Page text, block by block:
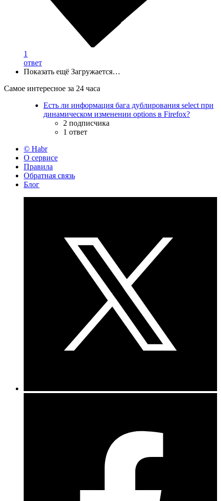
1
ответ
Показать ещё Загружается…
Самое интересное за 24 часа
Есть ли информация бага дублирования select при
динамическом изменении options в Firefox?
2 подписчика
1 ответ
© Habr
О сервисе
Правила
Обратная связь
Блог